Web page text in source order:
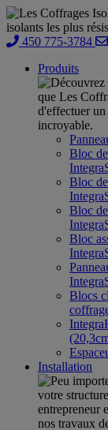
450 775-3784
Produits
Bloc
Bloc
Bloc
Bloc
Blocs
Installation